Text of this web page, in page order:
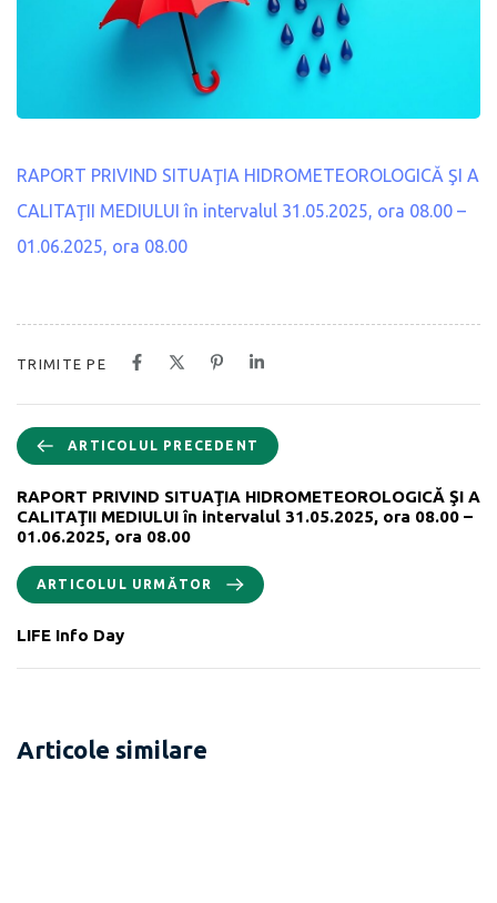
RAPORT PRIVIND SITUAŢIA HIDROMETEOROLOGICĂ ŞI A
CALITAŢII MEDIULUI în intervalul 31.05.2025, ora 08.00 –
01.06.2025, ora 08.00
TRIMITE PE
ARTICOLUL PRECEDENT
RAPORT PRIVIND SITUAŢIA HIDROMETEOROLOGICĂ ŞI A
CALITAŢII MEDIULUI în intervalul 31.05.2025, ora 08.00 –
01.06.2025, ora 08.00
ARTICOLUL URMĂTOR
LIFE Info Day
Articole similare